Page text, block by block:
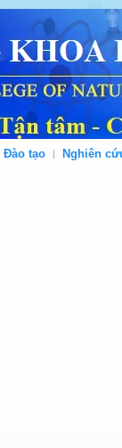
Đào tạo Nghiên